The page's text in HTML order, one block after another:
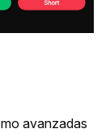
avanzadas